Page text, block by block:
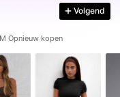
Volgend
Opnieuw kopen